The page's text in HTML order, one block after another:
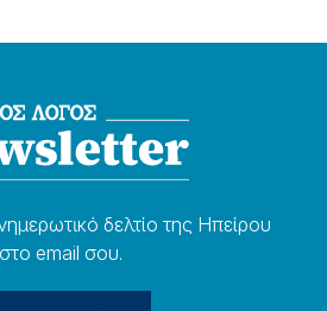
δελτίο της Ηπείρου
στο email σου.